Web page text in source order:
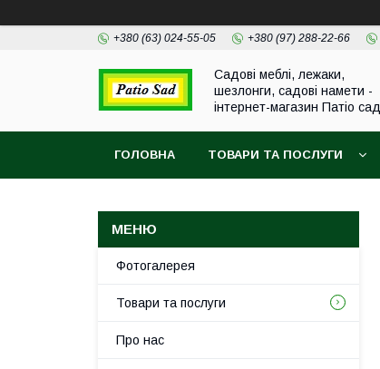
+380 (63) 024-55-05 +380 (97) 288-22-66
Садові меблі, лежаки,
шезлонги, садові намети -
інтернет-магазин Патіо сад
ГОЛОВНА ТОВАРИ ТА ПОСЛУГИ
Фотогалерея
Товари та послуги
Про нас